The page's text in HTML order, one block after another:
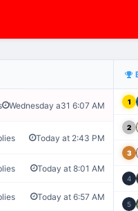
THỐNG GIÁM SÁT TỰ
Wednesday a31 6:07 AM
Today at 2:43 PM
Today at 8:01 AM
Today at 6:57 AM
1
2
3
4
5